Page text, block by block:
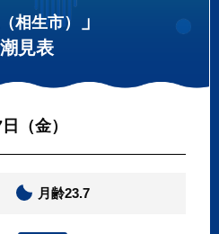
（相生市） 」
見表
（金）
月齢23.7